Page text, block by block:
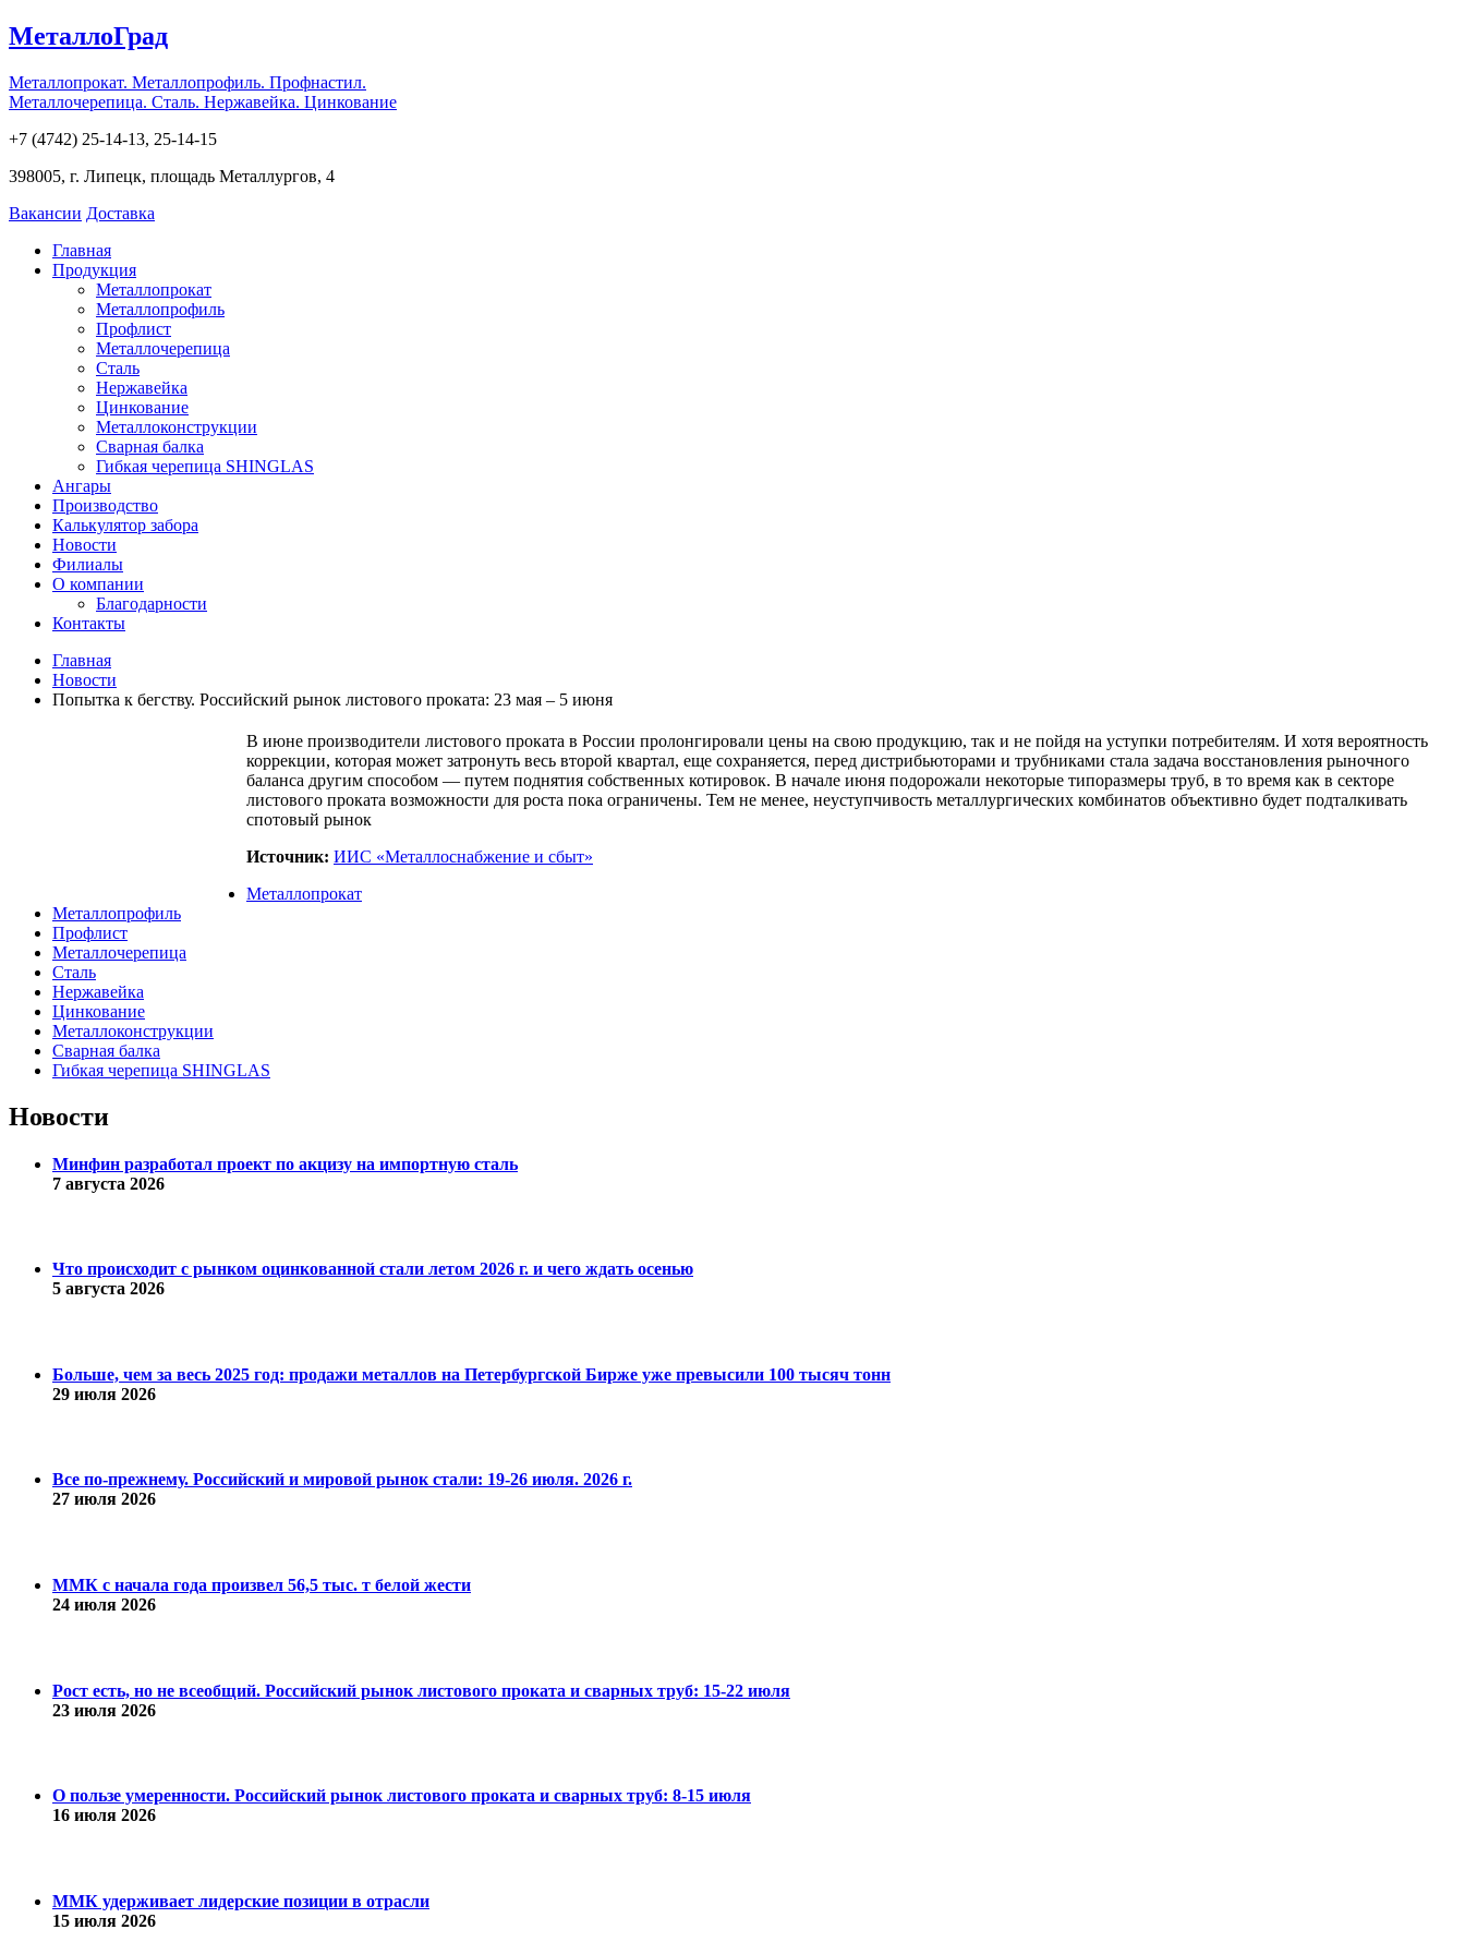
МеталлоГрад
Металлопрокат. Металлопрофиль. Профнастил.
Металлочерепица. Сталь. Нержавейка. Цинкование
+7 (4742) 25-14-13, 25-14-15
398005, г. Липецк, площадь Металлургов, 4
Вакансии Доставка
Главная
Продукция
Металлопрокат
Металлопрофиль
Профлист
Металлочерепица
Сталь
Нержавейка
Цинкование
Металлоконструкции
Сварная балка
Гибкая черепица SHINGLAS
Ангары
Производство
Калькулятор забора
Новости
Филиалы
О компании
Благодарности
Контакты
Главная
Новости
Попытка к бегству. Российский рынок листового проката: 23 мая – 5 июня
В июне производители листового проката в России пролонгировали цены на свою продукцию, так и не пойдя на уступки потребителям. И хотя вероятность
коррекции, которая может затронуть весь второй квартал, еще сохраняется, перед дистрибьюторами и трубниками стала задача восстановления рыночного
баланса другим способом — путем поднятия собственных котировок. В начале июня подорожали некоторые типоразмеры труб, в то время как в секторе
листового проката возможности для роста пока ограничены. Тем не менее, неуступчивость металлургических комбинатов объективно будет подталкивать
спотовый рынок
Источник: ИИС «Металлоснабжение и сбыт»
Металлопрокат
Металлопрофиль
Профлист
Металлочерепица
Сталь
Нержавейка
Цинкование
Металлоконструкции
Сварная балка
Гибкая черепица SHINGLAS
Новости
Минфин разработал проект по акцизу на импортную сталь
7 августа 2026
Что происходит с рынком оцинкованной стали летом 2026 г. и чего ждать осенью
5 августа 2026
Больше, чем за весь 2025 год: продажи металлов на Петербургской Бирже уже превысили 100 тысяч тонн
29 июля 2026
Все по-прежнему. Российский и мировой рынок стали: 19-26 июля. 2026 г.
27 июля 2026
ММК с начала года произвел 56,5 тыс. т белой жести
24 июля 2026
Рост есть, но не всеобщий. Российский рынок листового проката и сварных труб: 15-22 июля
23 июля 2026
О пользе умеренности. Российский рынок листового проката и сварных труб: 8-15 июля
16 июля 2026
ММК удерживает лидерские позиции в отрасли
15 июля 2026